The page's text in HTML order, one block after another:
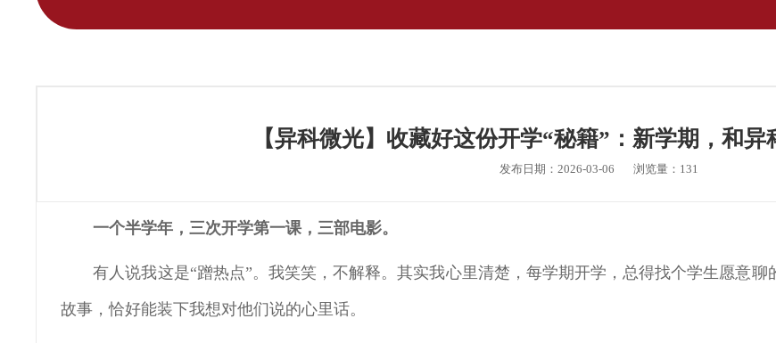
【异科微光】收藏好这份开学“秘籍”：新学期，和
发布日期：2026-03-06 浏览量： 131
一个半学年，三次开学第一课，三部电影。
有人说我这是“蹭热点”。我笑笑，不解释。其实我心里清楚，每学期开学，总得找个学生愿意
故事，恰好能装下我想对他们说的心里话。